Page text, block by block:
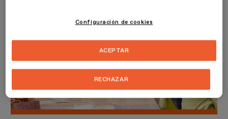
Configuración de cookies
RECHAZAR
ACEPTAR